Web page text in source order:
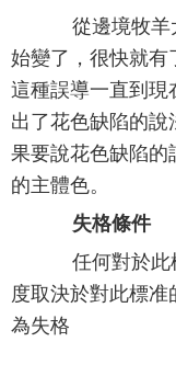
從邊境牧羊
始變了，很快就有
這種誤導一直到現
出了花色缺陷的說
果要說花色缺陷的
的主體色。
失格條件
任何對於此
度取決於對此標
為失格